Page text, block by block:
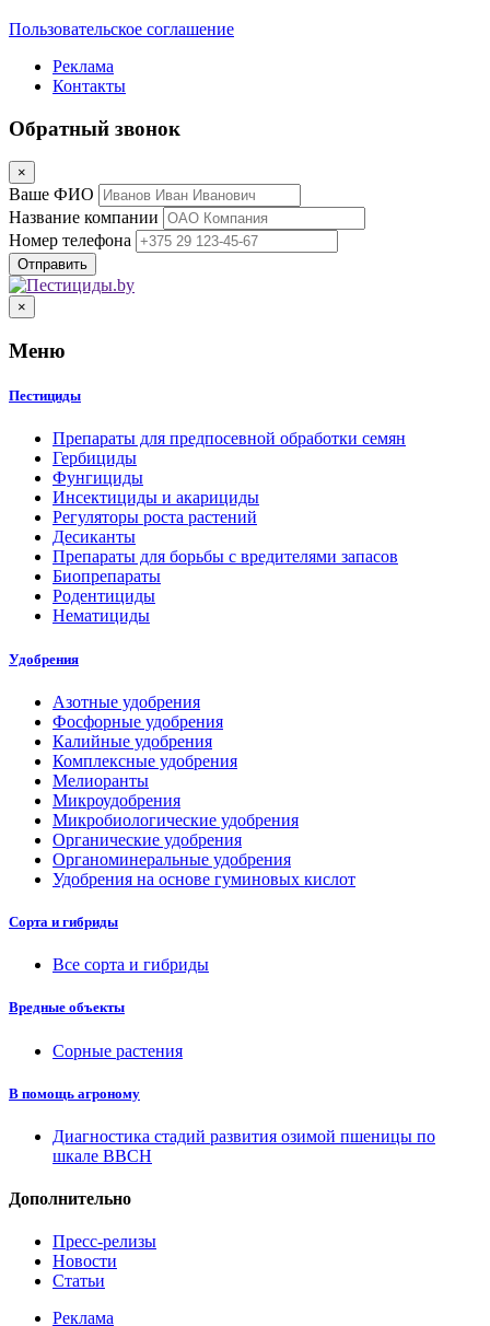
Пользовательское соглашение
Реклама
Контакты
Обратный звонок
×
Ваше ФИО
Название компании
Номер телефона
×
Меню
Пестициды
Препараты для предпосевной обработки семян
Гербициды
Фунгициды
Инсектициды и акарициды
Регуляторы роста растений
Десиканты
Препараты для борьбы с вредителями запасов
Биопрепараты
Родентициды
Нематициды
Удобрения
Азотные удобрения
Фосфорные удобрения
Калийные удобрения
Комплексные удобрения
Мелиоранты
Микроудобрения
Микробиологические удобрения
Органические удобрения
Органоминеральные удобрения
Удобрения на основе гуминовых кислот
Сорта и гибриды
Все сорта и гибриды
Вредные объекты
Сорные растения
В помощь агроному
Диагностика стадий развития озимой пшеницы по
шкале ВВСН
Дополнительно
Пресс-релизы
Новости
Статьи
Реклама